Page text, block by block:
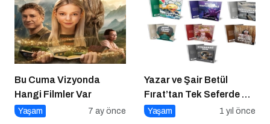
Bu Cuma Vizyonda
Hangi Filmler Var
Yaşam 7 ay önce
Yazar ve Şair Betül
Fırat’tan Tek Seferde 7
Kitap Müjdesi
Yaşam 1 yıl önce